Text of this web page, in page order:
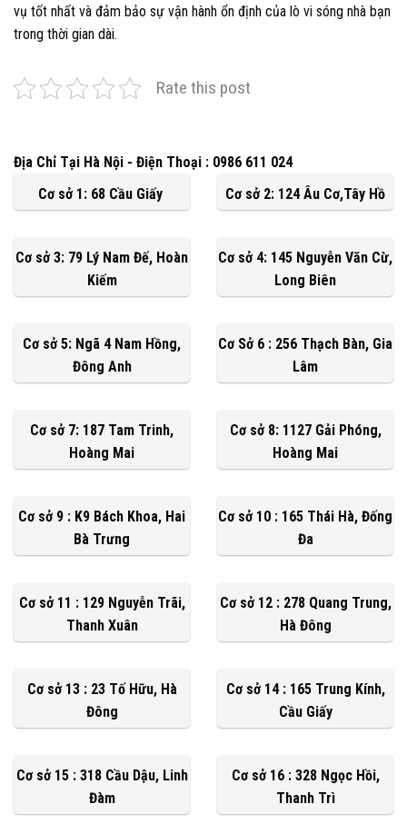
vụ tốt nhất và đảm bảo sự vận hành ổn định của lò vi sóng nhà bạn
trong thời gian dài.
Rate this post
Địa Chỉ Tại Hà Nội - Điện Thoại : 0986 611 024
Cơ sở 1: 68 Cầu Giấy
Cơ sở 2: 124 Âu Cơ,Tây Hồ
Cơ sở 3: 79 Lý Nam Đế, Hoàn
Kiếm
Cơ sở 4: 145 Nguyễn Văn Cừ,
Long Biên
Cơ sở 5: Ngã 4 Nam Hồng,
Đông Anh
Cơ Sở 6 : 256 Thạch Bàn, Gia
Lâm
Cơ sở 7: 187 Tam Trinh,
Hoàng Mai
Cơ sở 8: 1127 Gải Phóng,
Hoàng Mai
Cơ sở 9 : K9 Bách Khoa, Hai
Bà Trưng
Cơ sở 10 : 165 Thái Hà, Đống
Đa
Cơ sở 11 : 129 Nguyễn Trãi,
Thanh Xuân
Cơ sở 12 : 278 Quang Trung,
Hà Đông
Cơ sở 13 : 23 Tố Hữu, Hà
Đông
Cơ sở 14 : 165 Trung Kính,
Cầu Giấy
Cơ sở 15 : 318 Cầu Dậu, Linh
Đàm
Cơ sở 16 : 328 Ngọc Hồi,
Thanh Trì